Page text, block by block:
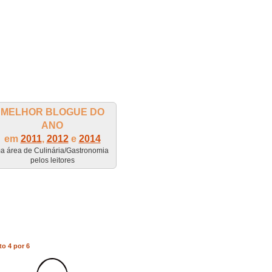
MELHOR BLOGUE DO
ANO
em 2011, 2012e 2014
área de Culinária/Gastronomia
pelos leitores
4 por 6